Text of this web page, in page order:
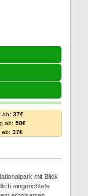
ab: 37€
ab: 58€
ab: 37€
mit Blick
eingerichtete